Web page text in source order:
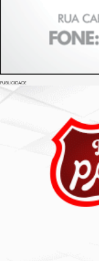
PUBLICIDADE